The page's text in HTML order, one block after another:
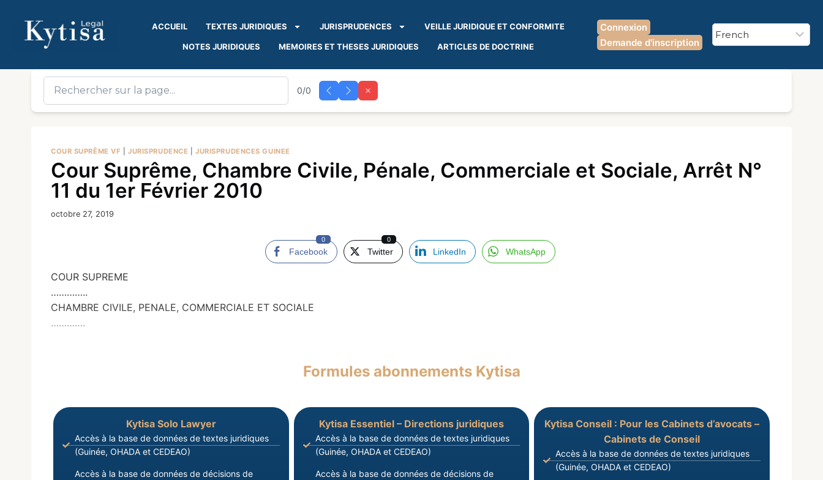
ACCUEIL TEXTES JURIDIQUES JURISPRUDENCES VEILLE JURIDIQUE ET CONFORMITE
NOTES JURIDIQUES MEMOIRES ET THESES JURIDIQUES ARTICLES DE DOCTRINE
Connexion
Demande d'inscription
0/0
COUR SUPRÊME VF |JURISPRUDENCE |JURISPRUDENCES GUINEE
Cour Suprême, Chambre Civile, Pénale, Commerciale et Sociale, Arrêt N°
11 du 1er Février 2010
octobre 27, 2019
Facebook
0
Twitter
0
LinkedIn WhatsApp
COUR SUPREME
…………..
CHAMBRE CIVILE, PENALE, COMMERCIALE ET SOCIALE
………….
Formules abonnements Kytisa
Kytisa Solo Lawyer
Accès à la base de données de textes juridiques
(Guinée, OHADA et CEDEAO)
Accès à la base de données de décisions de
Kytisa Essentiel – Directions juridiques
Accès à la base de données de textes juridiques
(Guinée, OHADA et CEDEAO)
Accès à la base de données de décisions de
Kytisa Conseil : Pour les Cabinets d’avocats –
Cabinets de Conseil
Accès à la base de données de textes juridiques
(Guinée, OHADA et CEDEAO)